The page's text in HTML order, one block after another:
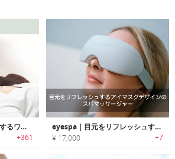
iSee4 ｜目の疲れを緩和するワイヤレスデジタルアイマッサージャー「アイシーフォー」
+361
eyespa｜目元をリフレッシュするアイマスクデザインのスパマッサージャー「アイスパ」
¥ 17,000 +7